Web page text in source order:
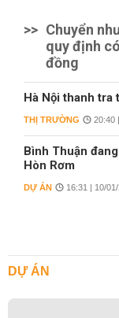
>> Chuyển
quy định
đồng
Hà Nội thanh tra
THỊ TRƯỜNG 20:40
Bình Thuận
Hòn Rơm
DỰ ÁN 16:31 | 10/
DỰ ÁN